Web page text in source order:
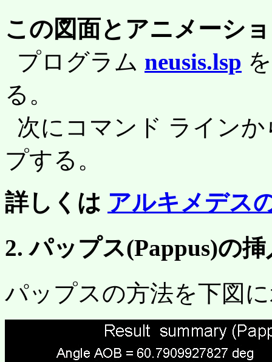
この図面とアニメーシ
プログラム neusis.lsp
る。
次にコマンド ライン
プする。
詳しくは アルキメデス
2. パップス(Pappus)の
パップスの方法を下図